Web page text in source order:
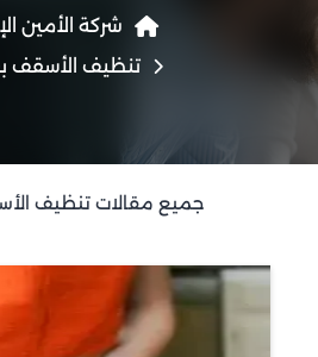
شركة الأمين
تنظيف الأسقف
جميع مقالات تنظيف